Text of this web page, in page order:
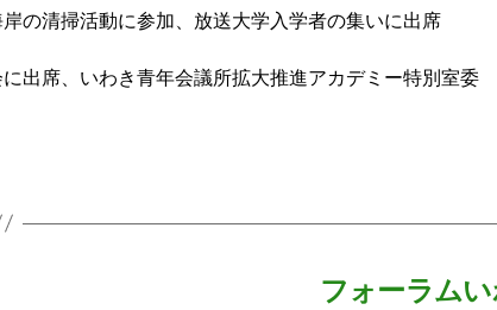
の清掃活動に参加、放送大学入学者の集いに出席
出席、いわき青年会議所拡大推進アカデミー特別室委
フォーラム